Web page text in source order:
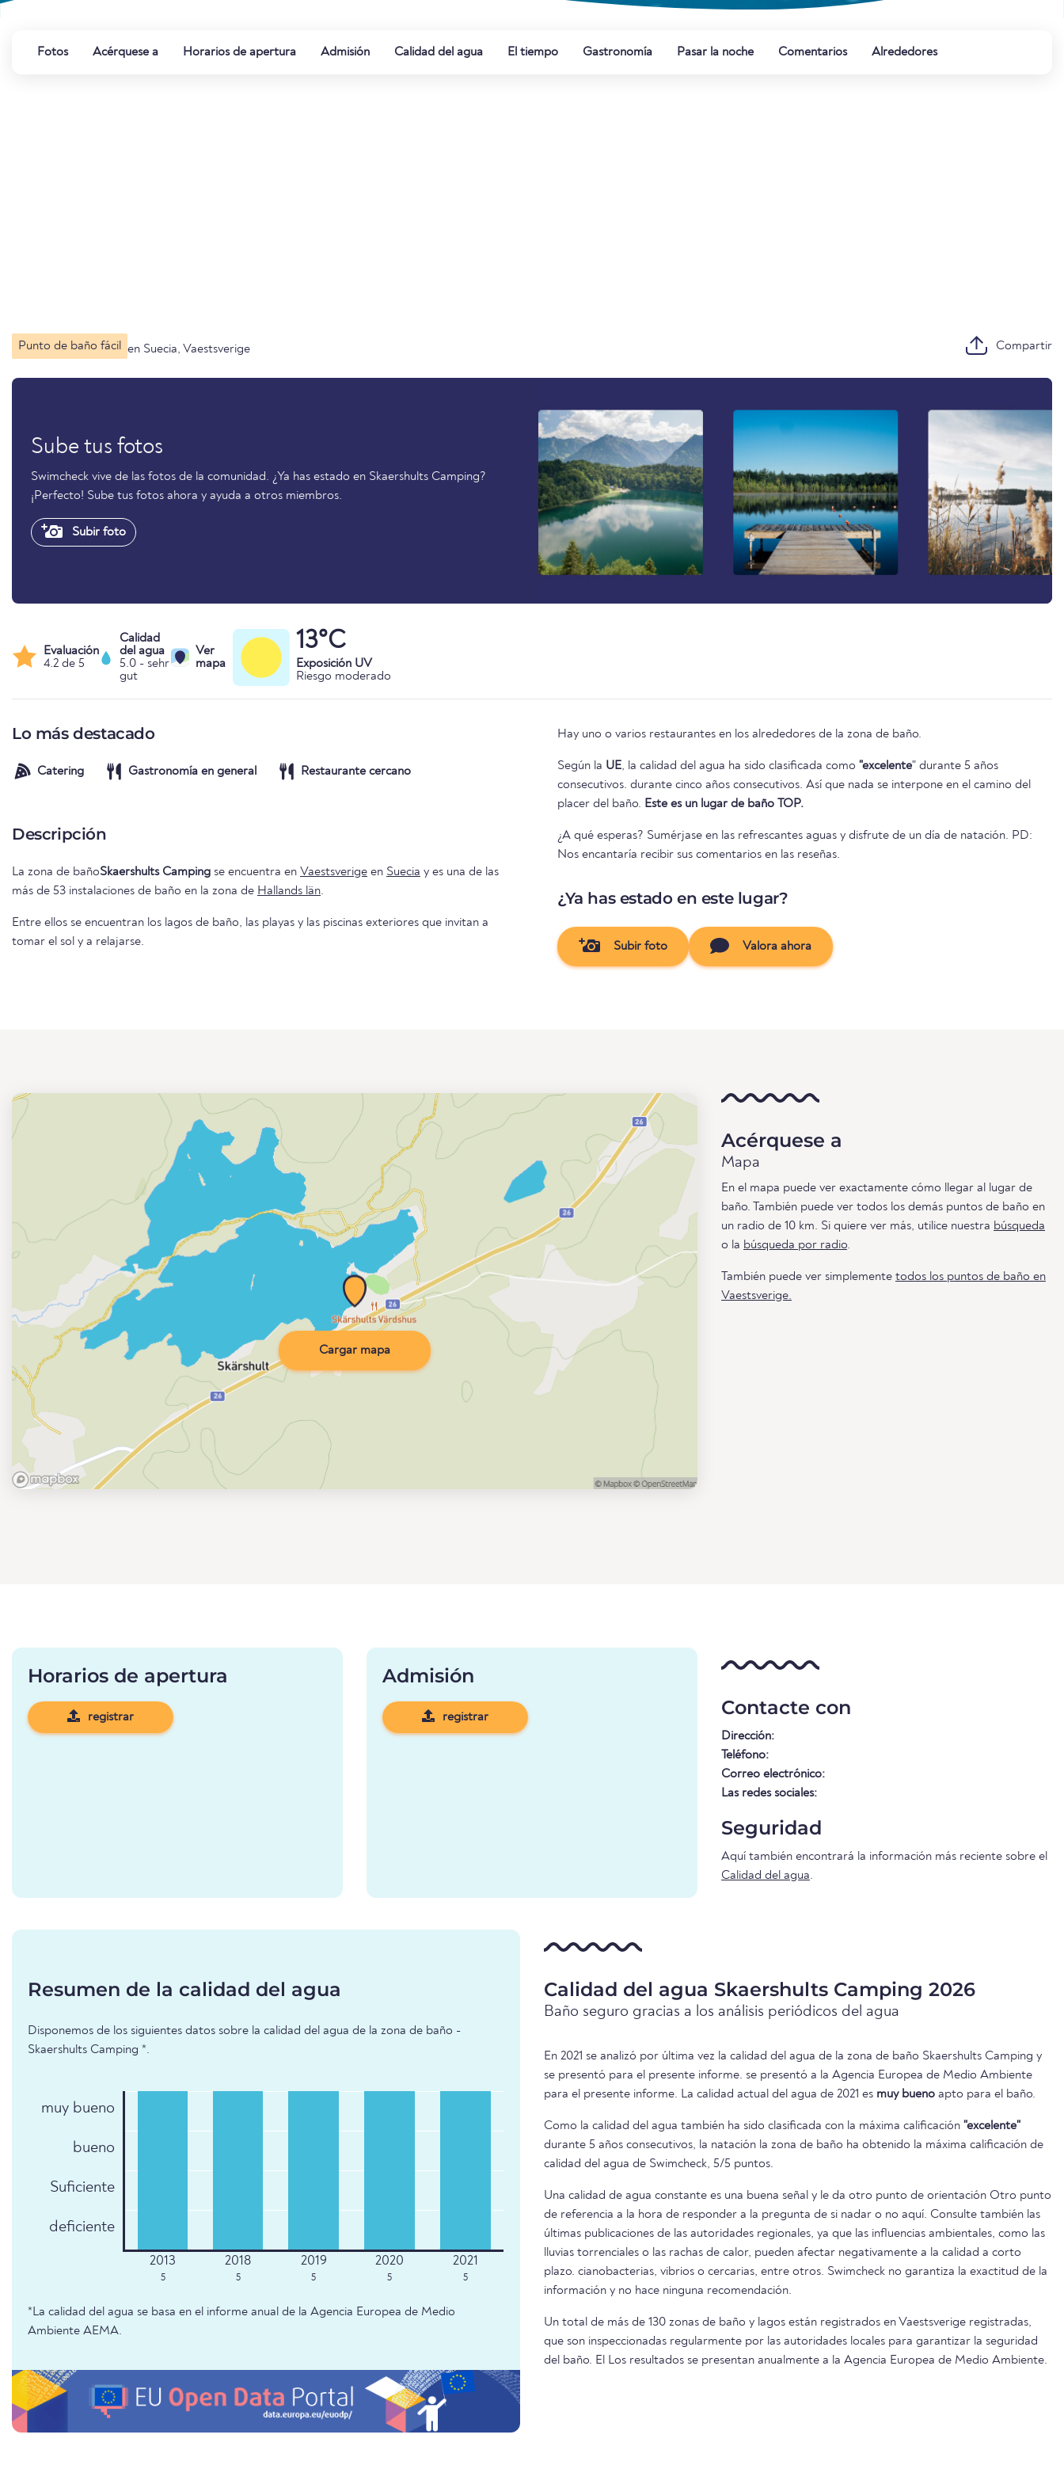
Fotos Acérquese a Horarios de apertura Admisión Calidad del agua El tiempo Gastronomía Pasar la noche Comentarios Alrededores
Punto de baño fácil en Suecia, Vaestsverige Compartir
Sube tus fotos
Swimcheck vive de las fotos de la comunidad. ¿Ya has estado en Skaershults Camping?
¡Perfecto! Sube tus fotos ahora y ayuda a otros miembros.
Subir foto
Evaluación
4.2 de 5
Calidad
del agua
5.0 - sehr
gut
Ver
mapa
13°C
Exposición UV
Riesgo moderado
Lo más destacado
Catering Gastronomía en general Restaurante cercano
Descripción
La zona de bañoSkaershults Camping se encuentra en Vaestsverige en Suecia y es una de las
más de 53 instalaciones de baño en la zona de Hallands län.
Entre ellos se encuentran los lagos de baño, las playas y las piscinas exteriores que invitan a
tomar el sol y a relajarse.
Hay uno o varios restaurantes en los alrededores de la zona de baño.
Según la UE, la calidad del agua ha sido clasificada como "excelente" durante 5 años
consecutivos. durante cinco años consecutivos. Así que nada se interpone en el camino del
placer del baño. Este es un lugar de baño TOP.
¿A qué esperas? Sumérjase en las refrescantes aguas y disfrute de un día de natación. PD:
Nos encantaría recibir sus comentarios en las reseñas.
¿Ya has estado en este lugar?
Subir foto Valora ahora
Cargar mapa
Acérquese a
Mapa
En el mapa puede ver exactamente cómo llegar al lugar de
baño. También puede ver todos los demás puntos de baño en
un radio de 10 km. Si quiere ver más, utilice nuestra búsqueda
o la búsqueda por radio.
También puede ver simplemente todos los puntos de baño en
Vaestsverige.
Horarios de apertura
registrar
Admisión
registrar Contacte con
Dirección:
Teléfono:
Correo electrónico:
Las redes sociales:
Seguridad
Aquí también encontrará la información más reciente sobre el
Calidad del agua.
Resumen de la calidad del agua
Disponemos de los siguientes datos sobre la calidad del agua de la zona de baño -
Skaershults Camping *.
muy bueno
bueno
Suficiente
deficiente
5 5 5 5 5
*La calidad del agua se basa en el informe anual de la Agencia Europea de Medio
Ambiente AEMA.
Calidad del agua Skaershults Camping 2026
Baño seguro gracias a los análisis periódicos del agua
En 2021 se analizó por última vez la calidad del agua de la zona de baño Skaershults Camping y
se presentó para el presente informe. se presentó a la Agencia Europea de Medio Ambiente
para el presente informe. La calidad actual del agua de 2021 es muy bueno apto para el baño.
Como la calidad del agua también ha sido clasificada con la máxima calificación "excelente"
durante 5 años consecutivos, la natación la zona de baño ha obtenido la máxima calificación de
calidad del agua de Swimcheck, 5/5 puntos.
Una calidad de agua constante es una buena señal y le da otro punto de orientación Otro punto
de referencia a la hora de responder a la pregunta de si nadar o no aquí. Consulte también las
últimas publicaciones de las autoridades regionales, ya que las influencias ambientales, como las
lluvias torrenciales o las rachas de calor, pueden afectar negativamente a la calidad a corto
plazo. cianobacterias, vibrios o cercarias, entre otros. Swimcheck no garantiza la exactitud de la
información y no hace ninguna recomendación.
Un total de más de 130 zonas de baño y lagos están registrados en Vaestsverige registradas,
que son inspeccionadas regularmente por las autoridades locales para garantizar la seguridad
del baño. El Los resultados se presentan anualmente a la Agencia Europea de Medio Ambiente.